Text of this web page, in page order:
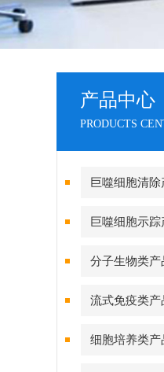
产品中心
PRODUCTS
巨噬细胞清除
巨噬细胞示踪
分子生物类产
流式免疫类产
细胞培养类产